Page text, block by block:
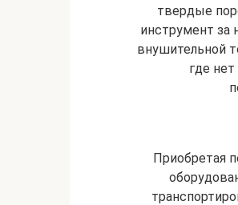
твердые
инструмент за
внушительной
где
Приобретая